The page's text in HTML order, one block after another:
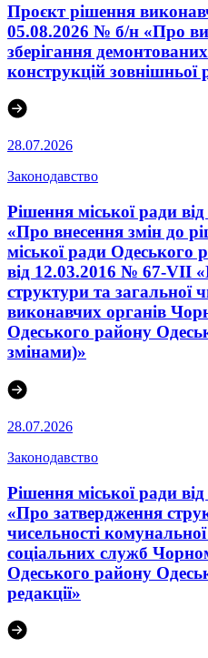
Проєкт рішення
05.08.2026 № б/н «Про
зберігання
конструкцій зовнішньої
28.07.2026
Законодавство
Рішення міської ради
«Про внесення змін до
міської ради Одеського
від 12.03.2016 № 67-VІI
структури та загальної
виконавчих органів
Одеського району
змінами)»
28.07.2026
Законодавство
Рішення міської ради
«Про затвердження
чисельності
соціальних служб
Одеського району
редакції»